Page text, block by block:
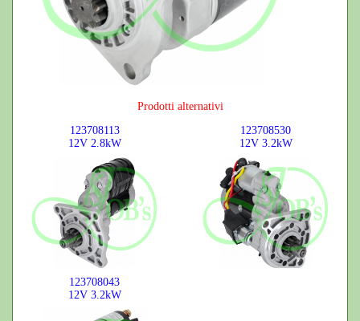
Prodotti alternativi
123708113
12V 2.8kW
123708530
12V 3.2kW
123708043
12V 3.2kW